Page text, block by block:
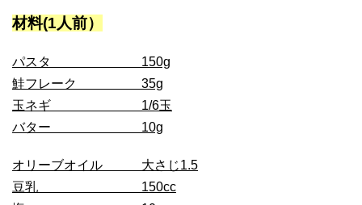
材料(1人前）
パスタ 150g
鮭フレーク 35g
玉ネギ 1/6玉
バター 10g
オリーブオイル 大さじ1.5
豆乳 150cc